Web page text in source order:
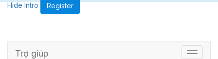
Hide Intro Register
Điều
Trợ giúp